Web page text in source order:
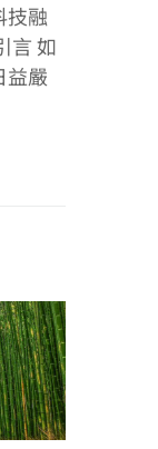
技融
言 如
益嚴